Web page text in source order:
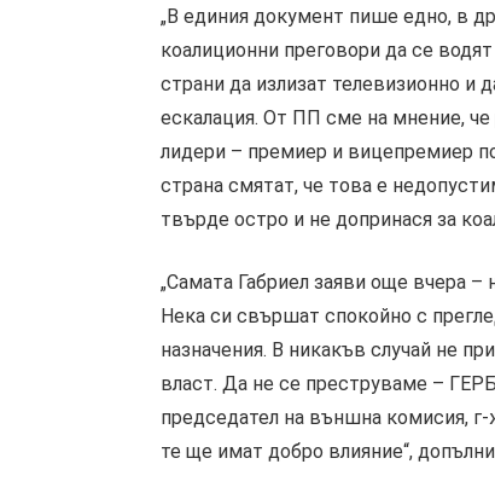
„В единия документ пише едно, в
коалиционни преговори да се
страни да излизат телевизионно и
ескалация. От ПП сме на мнение,
лидери – премиер и вицепремиер
страна смятат, че това е
твърде остро и не допринася за
„Самата Габриел заяви още вчера
Нека си свършат спокойно с
назначения. В никакъв случай не
власт. Да не се преструваме –
председател на външна комисия,
те ще имат добро влияние“,